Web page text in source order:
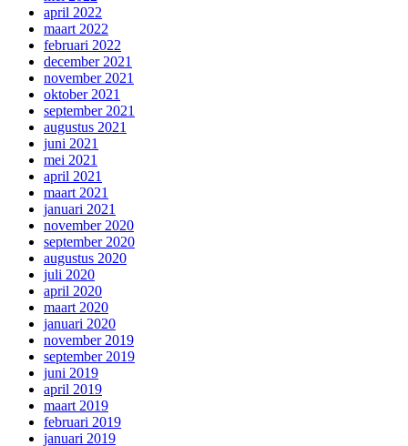
april 2022
maart 2022
februari 2022
december 2021
november 2021
oktober 2021
september 2021
augustus 2021
juni 2021
mei 2021
april 2021
maart 2021
januari 2021
november 2020
september 2020
augustus 2020
juli 2020
april 2020
maart 2020
januari 2020
november 2019
september 2019
juni 2019
april 2019
maart 2019
februari 2019
januari 2019